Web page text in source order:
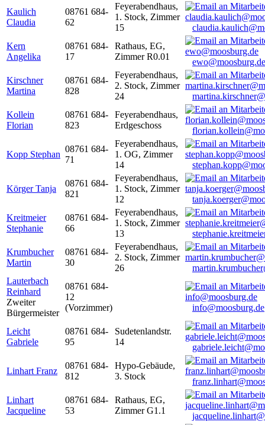
Kaulich
Claudia
08761 684-
62
Feyerabendhaus,
1. Stock, Zimmer
15
Kern
Angelika
08761 684-
17
Rathaus, EG,
Zimmer R0.01
ewo@moosburg.de
Kirschner
Martina
08761 684-
828
Feyerabendhaus,
2. Stock, Zimmer
24
Kollein
Florian
08761 684-
823
Feyerabendhaus,
Erdgeschoss
Kopp Stephan
08761 684-
71
Feyerabendhaus,
1. OG, Zimmer
14
Körger Tanja
08761 684-
821
Feyerabendhaus,
1. Stock, Zimmer
12
Kreitmeier
Stephanie
08761 684-
66
Feyerabendhaus,
1. Stock, Zimmer
13
Krumbucher
Martin
08761 684-
30
Feyerabendhaus,
2. Stock, Zimmer
26
Lauterbach
Reinhard
Zweiter
Bürgermeister
08761 684-
12
(Vorzimmer)
info@moosburg.de
Leicht
Gabriele
08761 684-
95
Sudetenlandstr.
14
Linhart Franz
08761 684-
812
Hypo-Gebäude,
3. Stock
Linhart
Jacqueline
08761 684-
53
Rathaus, EG,
Zimmer G1.1